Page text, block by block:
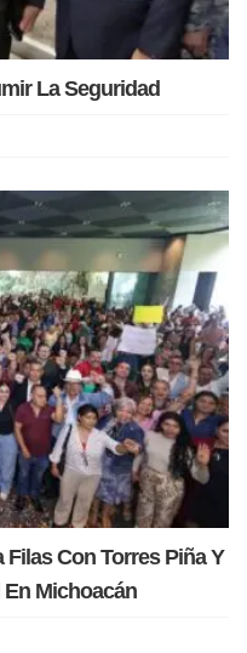
La Seguridad
Con Torres Piña Y
Michoacán